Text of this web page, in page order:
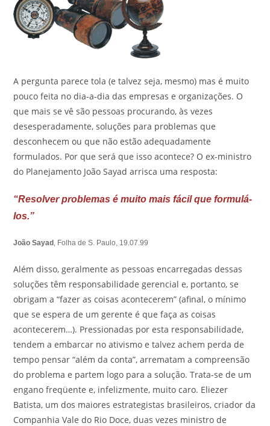
A pergunta parece tola (e talvez seja, mesmo) mas é muito
pouco feita no dia-a-dia das empresas e organizações. O
que mais se vê são pessoas procurando, às vezes
desesperadamente, soluções para problemas que
desconhecem ou que não estão adequadamente
formulados. Por que será que isso acontece? O ex-ministro
do Planejamento João Sayad arrisca uma resposta:
“Resolver problemas é muito mais fácil que formulá-
los.”
João Sayad , Folha de S. Paulo, 19.07.99
Além disso, geralmente as pessoas encarregadas dessas
soluções têm responsabilidade gerencial e, portanto, se
obrigam a “fazer as coisas acontecerem” (afinal, o mínimo
que se espera de um gerente é que faça as coisas
acontecerem…). Pressionadas por esta responsabilidade,
tendem a embarcar no ativismo e talvez achem perda de
tempo pensar “além da conta”, arrematam a compreensão
do problema e partem logo para a solução. Trata-se de um
engano freqüente e, infelizmente, muito caro. Eliezer
Batista, um dos maiores estrategistas brasileiros, criador da
Companhia Vale do Rio Doce, duas vezes ministro de